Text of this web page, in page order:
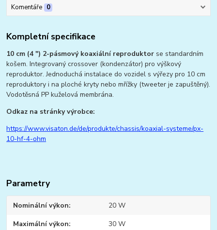
Komentáře 0
Kompletní specifikace
10 cm (4 ") 2-pásmový koaxiální reproduktor se standardním
košem. Integrovaný crossover (kondenzátor) pro výškový
reproduktor. Jednoduchá instalace do vozidel s výřezy pro 10 cm
reproduktory i na ploché kryty nebo mřížky (tweeter je zapuštěný).
Vodotěsná PP kuželová membrána.
Odkaz na stránky výrobce:
https://www.visaton.de/de/produkte/chassis/koaxial-systeme/px-
10-hf-4-ohm
Parametry
Nominální výkon 20 W
Maximální výkon 30 W